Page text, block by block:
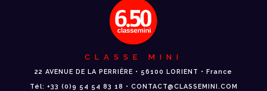
CLASSE MINI
22 AVENUE DE LA PERRIÈRE • 56100 LORIENT • France
Tél: +33 (0)9 54 54 83 18 • CONTACT@CLASSEMINI.COM